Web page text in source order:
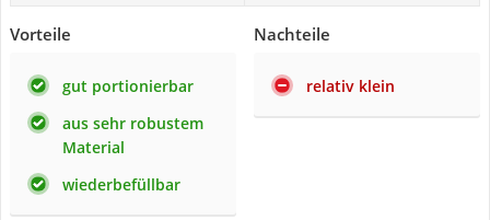
Vorteile
gut portionierbar
aus sehr robustem
Material
wiederbefüllbar
Nachteile
relativ klein